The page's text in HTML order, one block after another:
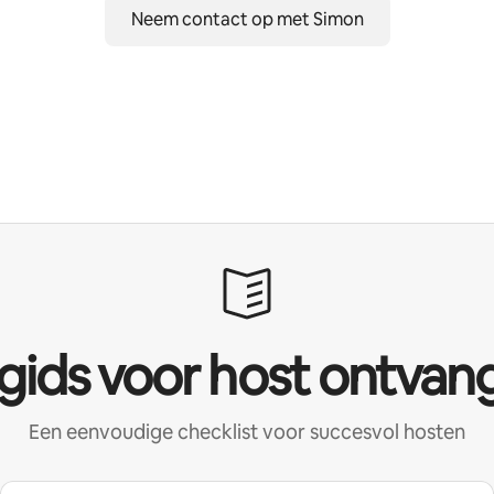
Neem contact op met Simon
voor host
Een eenvoudige checklist voor succesvol hosten